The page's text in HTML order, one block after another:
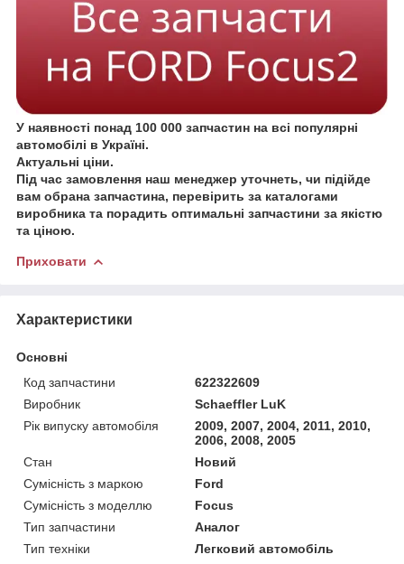
У наявності понад 100 000 запчастин на всі популярні
автомобілі в Україні.
Актуальні ціни.
Під час замовлення наш менеджер уточнеть, чи підійде
вам обрана запчастина, перевірить за каталогами
виробника та порадить оптимальні запчастини за якістю
та ціною.
Приховати
Характеристики
Основні
Код запчастини
622322609
Виробник
Schaeffler LuK
Рік випуску автомобіля
2009, 2007, 2004, 2011, 2010,
2006, 2008, 2005
Стан
Новий
Сумісність з маркою
Ford
Сумісність з моделлю
Focus
Тип запчастини
Аналог
Тип техніки
Легковий автомобіль